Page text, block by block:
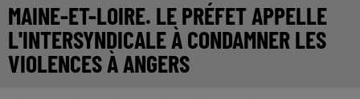
MAINE-ET-LOIRE. LE PRÉFET APPELLE
L'INTERSYNDICALE À CONDAMNER LES
VIOLENCES À ANGERS